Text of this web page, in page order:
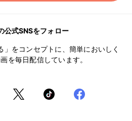
公式SNSをフォロー
」をコンセプトに、簡単においしく
を毎日配信しています。